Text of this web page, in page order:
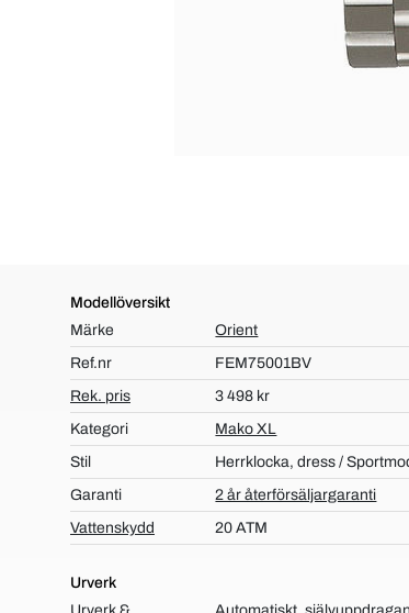
Modellöversikt
Märke
Orient
Ref.nr
FEM75001BV
Rek. pris
3 498 kr
Kategori
Mako XL
Stil
Herrklocka, dress /
Garanti
2 år återförsäljargaranti
Vattenskydd
20 ATM
Urverk